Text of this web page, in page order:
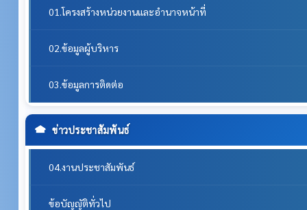
01.โครงสร้างหน่วยงานและอำนาจหน้าที่
02.ข้อมูลผู้บริหาร
03.ข้อมูลการติดต่อ
ข่าวประชาสัมพันธ์
04.งานประชาสัมพันธ์
ข้อบัญญัติทั่วไป